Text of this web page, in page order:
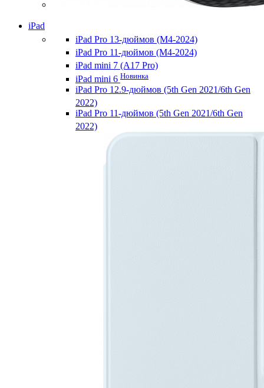
iPad
iPad Pro 13-дюймов (M4-2024)
iPad Pro 11-дюймов (M4-2024)
iPad mini 7 (A17 Pro)
iPad mini 6 Новинка
iPad Pro 12.9-дюймов (5th Gen 2021/6th Gen
2022)
iPad Pro 11-дюймов (5th Gen 2021/6th Gen
2022)